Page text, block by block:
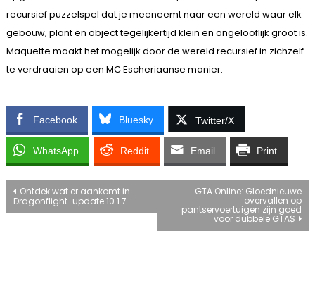
recursief puzzelspel dat je meeneemt naar een wereld waar elk
gebouw, plant en object tegelijkertijd klein en ongelooflijk groot is.
Maquette maakt het mogelijk door de wereld recursief in zichzelf
te verdraaien op een MC Escheriaanse manier.
Facebook Bluesky Twitter/X
WhatsApp Reddit Email Print
Bericht
Ontdek wat er aankomt in
Dragonflight-update 10.1.7
GTA Online: Gloednieuwe
overvallen op
pantservoertuigen zijn goed
voor dubbele GTA$